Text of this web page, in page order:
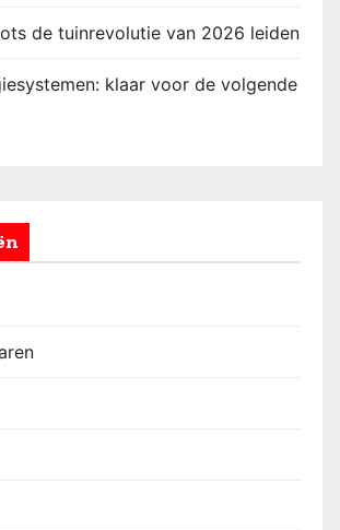
de tuinrevolutie van 2026 leiden
klaar voor de volgende